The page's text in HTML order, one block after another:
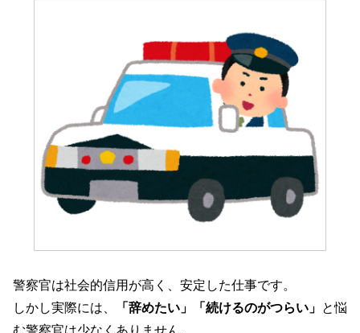
警察官は社会的信用が高く、安定した仕事です。
しかし実際には、
「辞めたい」「続けるのがつらい」 と悩
む警察官は少なくありません。